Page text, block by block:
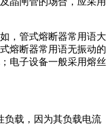
，管式熔断器常用语大
熔断器常用语无振动的
电子设备一般采用熔丝
负载，因为其负载电流